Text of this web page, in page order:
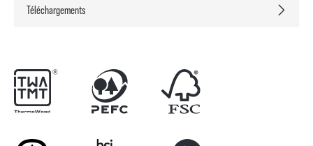
Téléchargements